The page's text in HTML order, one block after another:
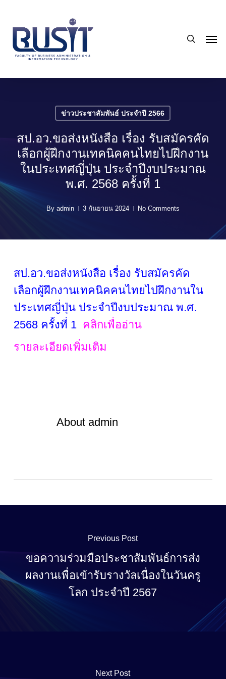
main
content
ข่าวประชาสัมพันธ์ ประจำปี 2566
สป.อว.ขอส่งหนังสือ เรื่อง รับสมัครคัด
เลือกผู้ฝึกงานเทคนิคคนไทยไปฝึกงาน
ในประเทศญี่ปุ่น ประจำปีงบประมาณ
พ.ศ. 2568 ครั้งที่ 1
By admin 3 กันยายน 2024 No Comments
สป.อว.ขอส่งหนังสือ เรื่อง รับสมัครคัด
เลือกผู้ฝึกงานเทคนิคคนไทยไปฝึกงานใน
ประเทศญี่ปุ่น ประจำปีงบประมาณ พ.ศ.
2568 ครั้งที่ 1 คลิกเพื่ออ่าน
รายละเอียดเพิ่มเติม
Aboutadmin
Previous Post
ขอความร่วมมือประชาสัมพันธ์การส่ง
ผลงานเพื่อเข้ารับรางวัลเนื่องในวันครู
โลก ประจำปี 2567
Next Post